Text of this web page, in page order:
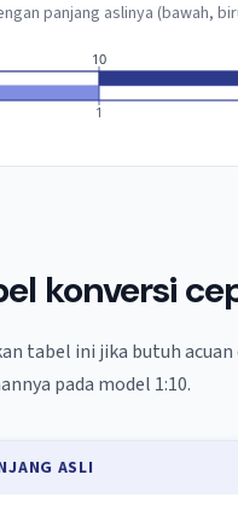
panjang aslinya (bawah,
10
1
konversi
tabel ini jika butuh
pada model 1:10.
ASLI